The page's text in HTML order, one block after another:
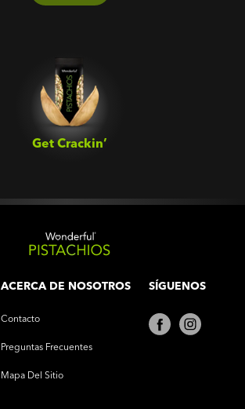
Get Crackin’‎
ACERCA DE NOSOTROS
Contacto
Preguntas Frecuentes
Mapa Del Sitio
SÍGUENOS